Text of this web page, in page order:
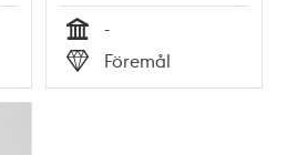
134:1 (grav 7) i
Akalla.
Tid
-
Typ
Föremål